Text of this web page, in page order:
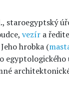
staroegyptský
vezír a
hrobka (